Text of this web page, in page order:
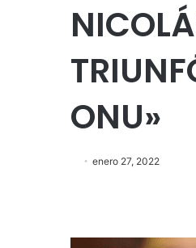
ONU»
enero 27, 2022